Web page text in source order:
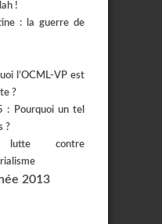
!
: la guerre de
l’OCML-VP est
?
: Pourquoi un tel
?
contre
2013